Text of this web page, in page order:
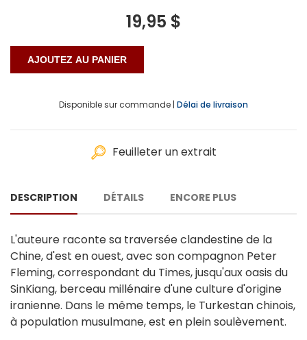
19,95 $
Disponible sur commande | Délai de livraison
Feuilleter un extrait
DESCRIPTION DÉTAILS ENCORE PLUS
L'auteure raconte sa traversée clandestine de la
Chine, d'est en ouest, avec son compagnon Peter
Fleming, correspondant du Times, jusqu'aux oasis du
SinKiang, berceau millénaire d'une culture d'origine
iranienne. Dans le même temps, le Turkestan chinois,
à population musulmane, est en plein soulèvement.